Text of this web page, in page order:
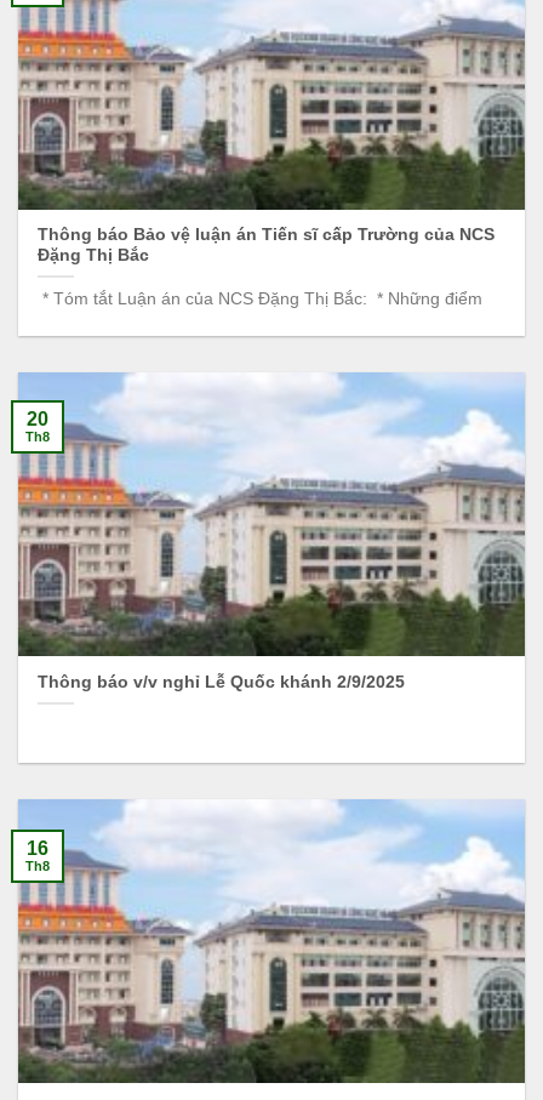
Thông báo Bảo vệ luận án Tiến sĩ cấp Trường của NCS
Đặng Thị Bắc
* Tóm tắt Luận án của NCS Đặng Thị Bắc: * Những điểm
Thông báo v/v nghỉ Lễ Quốc khánh 2/9/2025
20
Th8
16
Th8